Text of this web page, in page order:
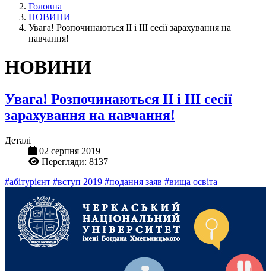
Головна
НОВИНИ
Увага! Розпочинаються ІІ і ІІІ сесії зарахування на
навчання!
НОВИНИ
Увага! Розпочинаються ІІ і ІІІ сесії
зарахування на навчання!
Деталі
02 серпня 2019
Перегляди: 8137
#абітурієнт #вступ 2019 #подання заяв #вища освіта